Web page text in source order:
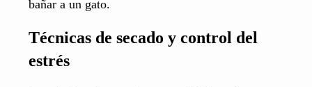
bañar a un gato.
Técnicas de secado y control del
estrés